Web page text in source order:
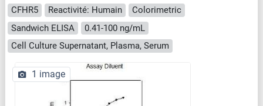
CFHR5 Reactivité: Humain
Colorimetric
Sandwich ELISA
0.41-100 ng/mL
Cell Culture Supernatant, Plasma, Serum
1 image